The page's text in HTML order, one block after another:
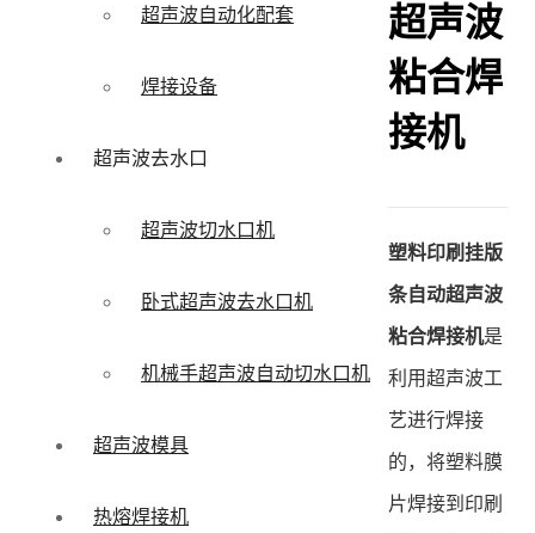
超声波自动化配套
焊接设备
超声波去水口
超声波切水口机
卧式超声波去水口机
机械手超声波自动切水口机
超声波模具
热熔焊接机
超声波
粘合焊
接机
塑料印刷挂版
条自动超声波
粘合焊接机是
利用超声波工
艺进行焊接
的，将塑料膜
片焊接到印刷